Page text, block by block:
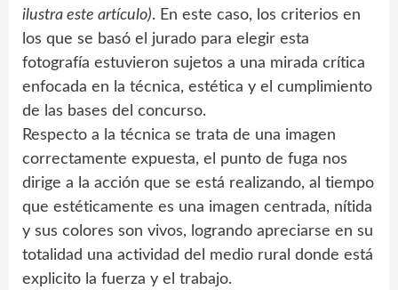
ilustra este artículo). En este caso, los criterios en
los que se basó el jurado para elegir esta
fotografía estuvieron sujetos a una mirada crítica
enfocada en la técnica, estética y el cumplimiento
de las bases del concurso.
Respecto a la técnica se trata de una imagen
correctamente expuesta, el punto de fuga nos
dirige a la acción que se está realizando, al tiempo
que estéticamente es una imagen centrada, nítida
y sus colores son vivos, logrando apreciarse en su
totalidad una actividad del medio rural donde está
explicito la fuerza y el trabajo.